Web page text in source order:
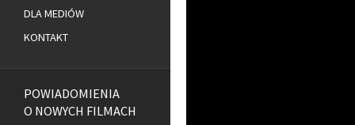
DLA MEDIÓW
KONTAKT
POWIADOMIENIA
O NOWYCH FILMACH